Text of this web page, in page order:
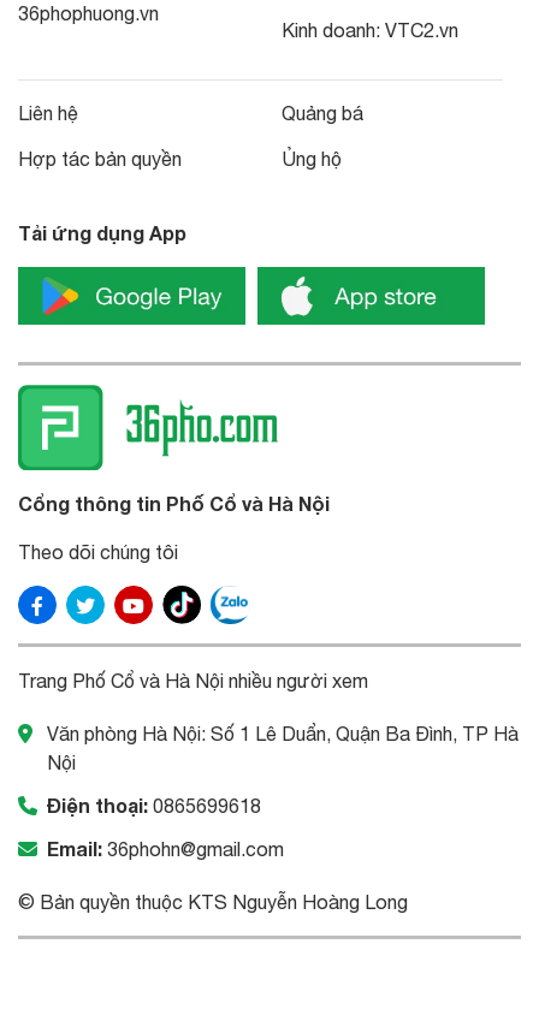
36phophuong.vn
Kinh doanh: VTC2.vn
Liên hệ
Hợp tác bản quyền
Quảng bá
Ủng hộ
Tải ứng dụng App
Cổng thông tin Phố Cổ và Hà Nội
Theo dõi chúng tôi
Trang Phố Cổ và Hà Nội nhiều người xem
Văn phòng Hà Nội: Số 1 Lê Duẩn, Quận Ba Đình, TP Hà
Nội
Điện thoại: 0865699618
Email: 36phohn@gmail.com
© Bản quyền thuộc KTS Nguyễn Hoàng Long